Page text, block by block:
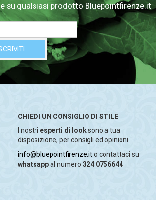
su qualsiasi prodotto Bluepointfirenze.it
CHIEDI UN CONSIGLIO DI STILE
I nostri esperti di looksono a tua
disposizione, per consigli ed opinioni.
info@bluepointfirenze.ito contattaci su
whatsappal numero 324 0756644